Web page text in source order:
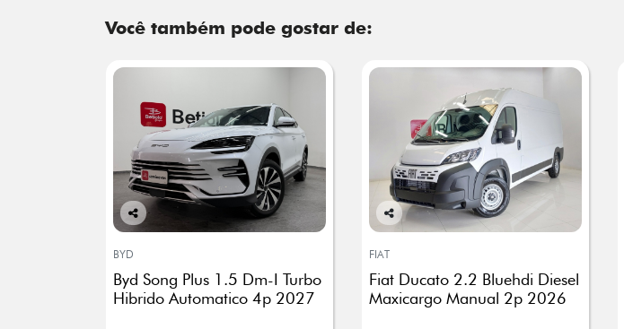
Você também pode gostar de:
Co
arti
lhe
BYD
Byd Song Plus 1.5 Dm-I Turbo
Hibrido Automatico 4p 2027
Co
arti
lhe
FIAT
Fiat Ducato 2.2 Bluehdi Diesel
Maxicargo Manual 2p 2026